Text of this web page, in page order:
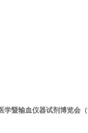
暨输血仪器试剂博览会（